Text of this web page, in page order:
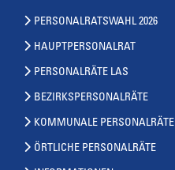
PERSONALRATSWAHL 2026
HAUPTPERSONALRAT
PERSONALRÄTE LAS
BEZIRKSPERSONALRÄTE
KOMMUNALE PERSONALRÄTE
ÖRTLICHE PERSONALRÄTE